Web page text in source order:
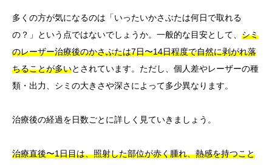
多くの方が気になるのは「いったいかさぶたは何日で取れる
の？」という点ではないでしょうか。一般的な目安として、 シミ
のレーザー治療後のかさぶたは7日〜14日程度で自然に剥がれ落
ちることが多いとされています。ただし、個人差やレーザーの種
類・出力、シミの大きさや深さによって多少異なります。
治療後の経過を日数ごとに詳しく見ていきましょう。
治療直後〜1日目は、照射した部位が赤く腫れ、熱感を持つこと